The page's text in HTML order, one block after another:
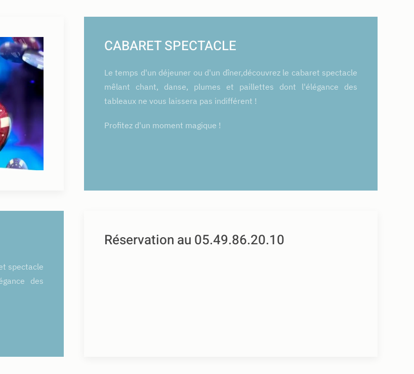
CABARET SPECTACLE
Le temps d'un déjeuner ou d'un dîner,découvrez le cabaret spectacle
mêlant chant, danse, plumes et paillettes dont l'élégance des
tableaux ne vous laissera pas indifférent !
Profitez d'un moment magique !
spectacle
des
Réservation au 05.49.86.20.10